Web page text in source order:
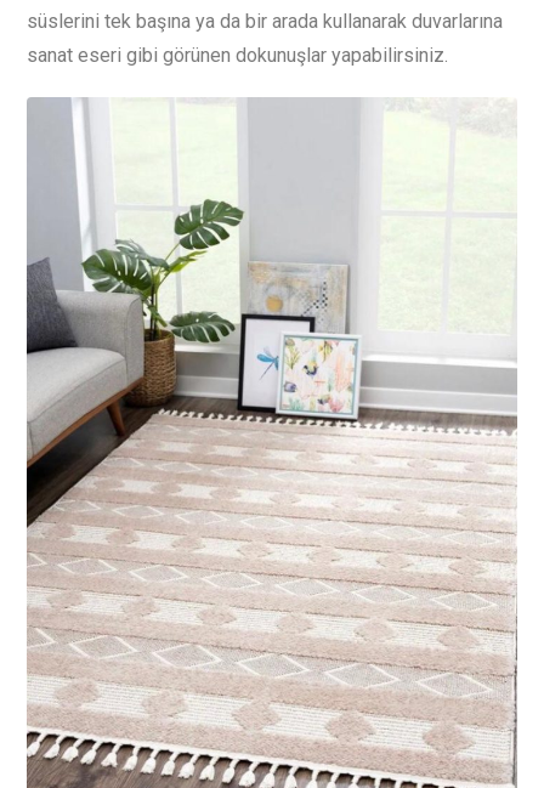
süslerini tek başına ya da bir arada kullanarak duvarlarına
sanat eseri gibi görünen dokunuşlar yapabilirsiniz.